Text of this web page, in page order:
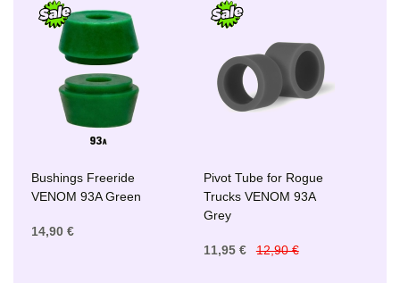
Bushings Freeride
VENOM 93A Green
14,90 €
Pivot Tube for Rogue
Trucks VENOM 93A
Grey
11,95 € 12,90 €